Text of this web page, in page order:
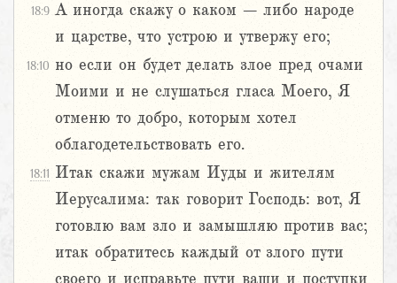
18:9 А иногда скажу о каком – либо народе
и царстве, что устрою и утвержу его;
18:10 но если он будет делать злое пред очами
Моими и не слушаться гласа Моего, Я
отменю то добро, которым хотел
облагодетельствовать его.
18:11 Итак скажи мужам Иуды и жителям
Иерусалима: так говорит Господь: вот, Я
готовлю вам зло и замышляю против вас;
итак обратитесь каждый от злого пути
своего и исправьте пути ваши и поступки